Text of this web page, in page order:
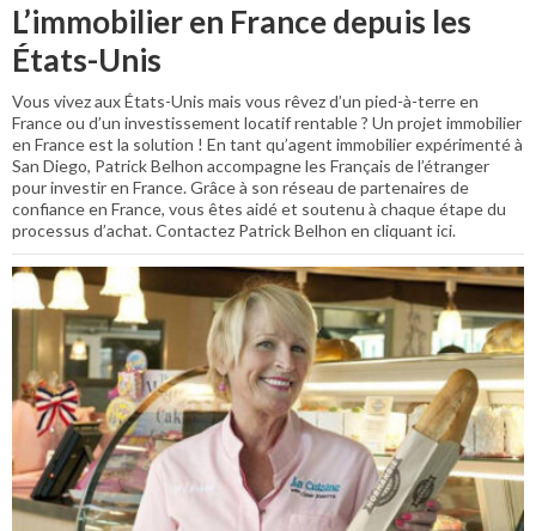
L’immobilier en France depuis les
États-Unis
Vous vivez aux États-Unis mais vous rêvez d’un pied-à-terre en
France ou d’un investissement locatif rentable ? Un projet immobilier
en France est la solution ! En tant qu’agent immobilier expérimenté à
San Diego, Patrick Belhon accompagne les Français de l’étranger
pour investir en France. Grâce à son réseau de partenaires de
confiance en France, vous êtes aidé et soutenu à chaque étape du
processus d’achat. Contactez Patrick Belhon en cliquant ici.